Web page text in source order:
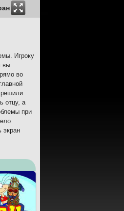
Игроку
вы
во
решили
отцу, а
при
экран